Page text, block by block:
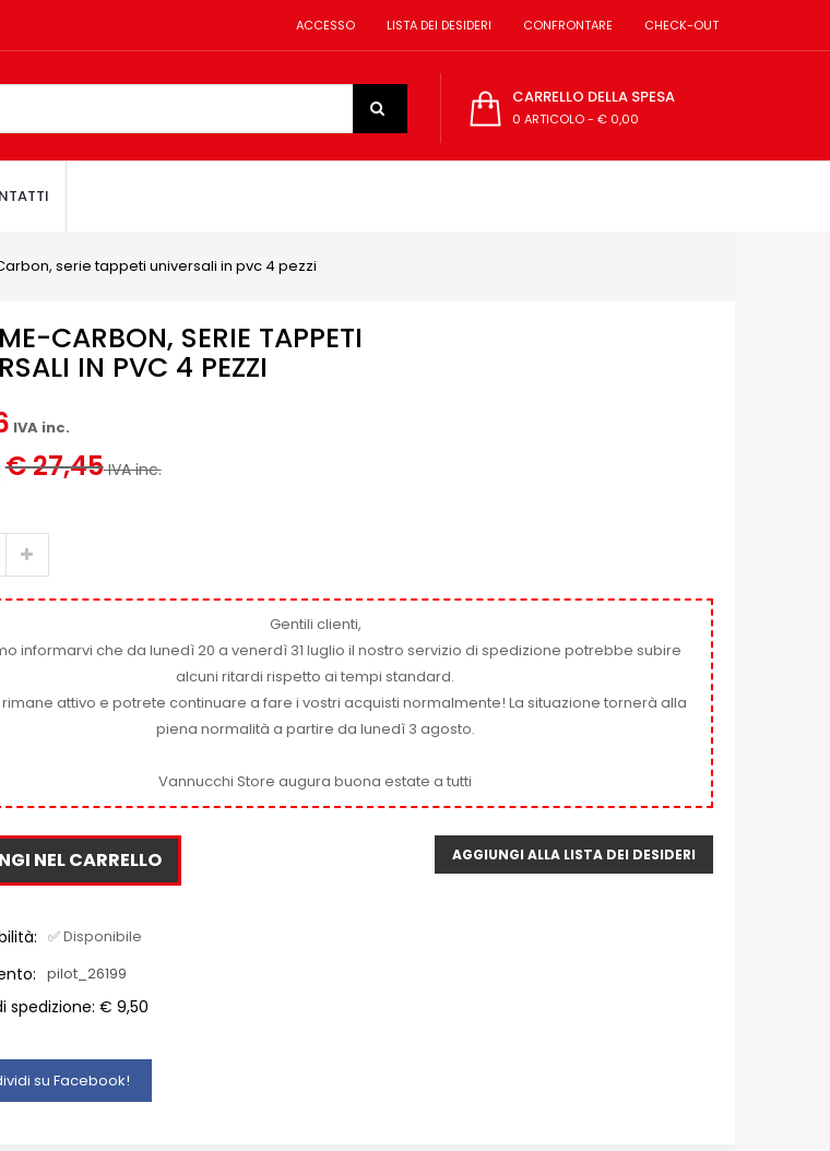
ACCESSO LISTA DEI DESIDERI CONFRONTARE CHECK-OUT
CARRELLO DELLA SPESA
0 ARTICOLO- € 0,00
serie tappeti universali in pvc 4 pezzi
CARBON, SERIE TAPPETI
IN PVC 4 PEZZI
IVA inc.
€ 27,45IVA inc.
Gentili clienti,
informarvi che da lunedì 20 a venerdì 31 luglio il nostro servizio di spedizione potrebbe subire
alcuni ritardi rispetto ai tempi standard.
rimane attivo e potrete continuare a fare i vostri acquisti normalmente! La situazione tornerà alla
piena normalità a partire da lunedì 3 agosto.
Vannucchi Store augura buona estate a tutti
NEL CARRELLO AGGIUNGI ALLA LISTA DEI DESIDERI
✅ Disponibile
pilot_26199
spedizione: € 9,50
su Facebook!